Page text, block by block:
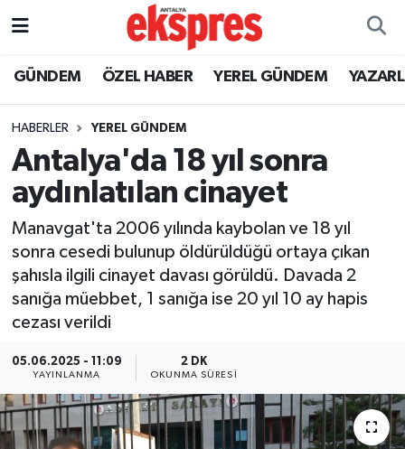
GÜNDEM ÖZEL HABER YEREL GÜNDEM
HABERLER YEREL GÜNDEM
Antalya'da 18 yıl sonra
aydınlatılan cinayet
Manavgat'ta 2006 yılında kaybolan ve 18 yıl
sonra cesedi bulunup öldürüldüğü ortaya çıkan
şahısla ilgili cinayet davası görüldü. Davada 2
sanığa müebbet, 1 sanığa ise 20 yıl 10 ay hapis
cezası verildi
05.06.2025 - 11:09
YAYINLANMA
2 DK
OKUNMA SÜRESI
ÖZEL HABER
YEREL GÜNDEM
EKONOMİ
KÜLTÜR - SANAT
SPOR
SAĞLIK
DÜNYA
Nöbetçi Eczaneler
Trafik Durumu
Süper Lig Puan Durumu ve Fikstür
Tüm Manşetler
Son Dakika Haberleri